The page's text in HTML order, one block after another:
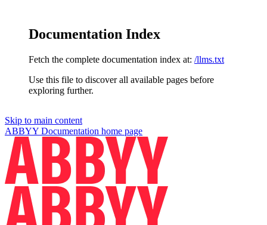
Documentation Index
Fetch the complete documentation index at: /llms.txt
Use this file to discover all available pages before
exploring further.
Skip to main content
ABBYY Documentation home page